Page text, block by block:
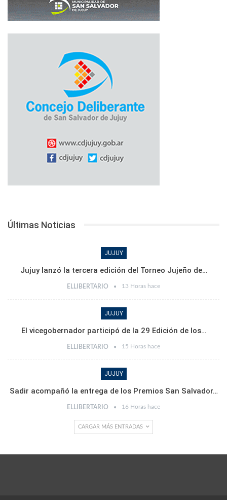
Últimas Noticias
JUJUY
Jujuy lanzó la tercera edición del Torneo Jujeño de…
ELLIBERTARIO 13 Horas hace
JUJUY
El vicegobernador participó de la 29 Edición de los…
ELLIBERTARIO 15 Horas hace
JUJUY
Sadir acompañó la entrega de los Premios San Salvador…
ELLIBERTARIO 16 Horas hace
CARGAR MÁS ENTRADAS